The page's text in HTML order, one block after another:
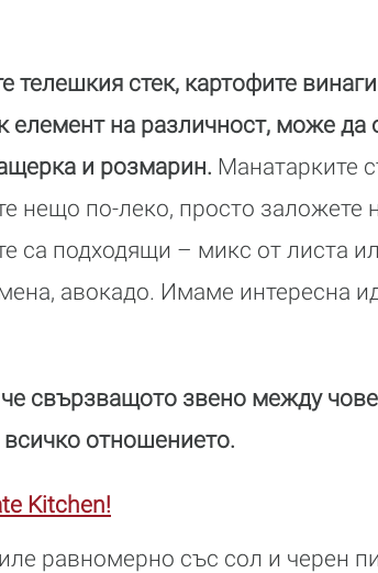
телешкия стек, картофите
елемент на различност, може да
и розмарин. Манатарките
нещо по-леко, просто заложете
са подходящи – микс от листа
авокадо. Имаме интересна
свързващото звено между
отношението.
Kitchen!
равномерно със сол и черен